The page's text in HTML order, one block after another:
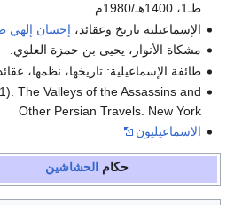
طـ1، 1400هـ/1980م.
الإسماعيلية تاريخ وعقائد، إحسان إلهي
مشكاة الأنوار، يحيى بن حمزة العلوي.
طائفة الإسماعيلية: تاريخها، نظمها،
The Valleys of the Assassins and
Other Persian Travels. New York
الاسماعيليون
حكام الحشاشين